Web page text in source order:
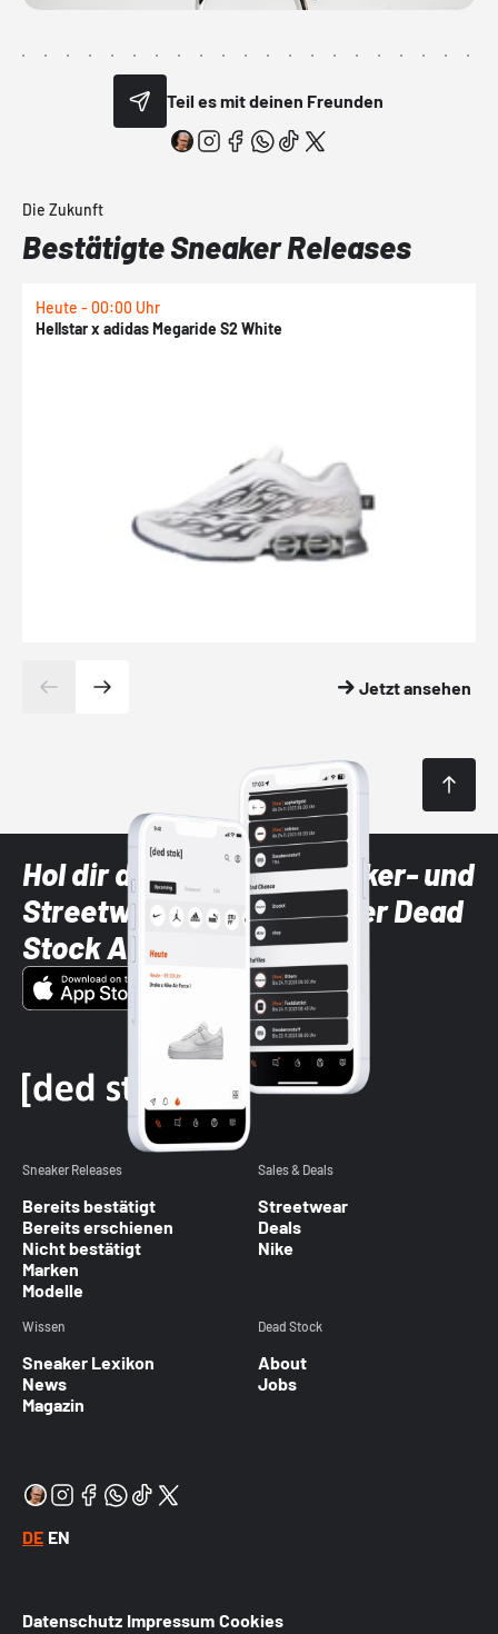
Teil es mit deinen Freunden
Die Zukunft
Bestätigte Sneaker Releases
Heute - 00:00 Uhr
Hellstar x adidas Megaride S2 White
Jetzt ansehen
Hol dir die neuesten Sneaker- und
Streetwear-Brands mit der Dead
Stock App
Sneaker Releases
Bereits bestätigt
Bereits erschienen
Nicht bestätigt
Marken
Modelle
Sales & Deals
Streetwear
Deals
Nike
Wissen
Sneaker Lexikon
News
Magazin
Dead Stock
About
Jobs
DE EN
Datenschutz Impressum Cookies